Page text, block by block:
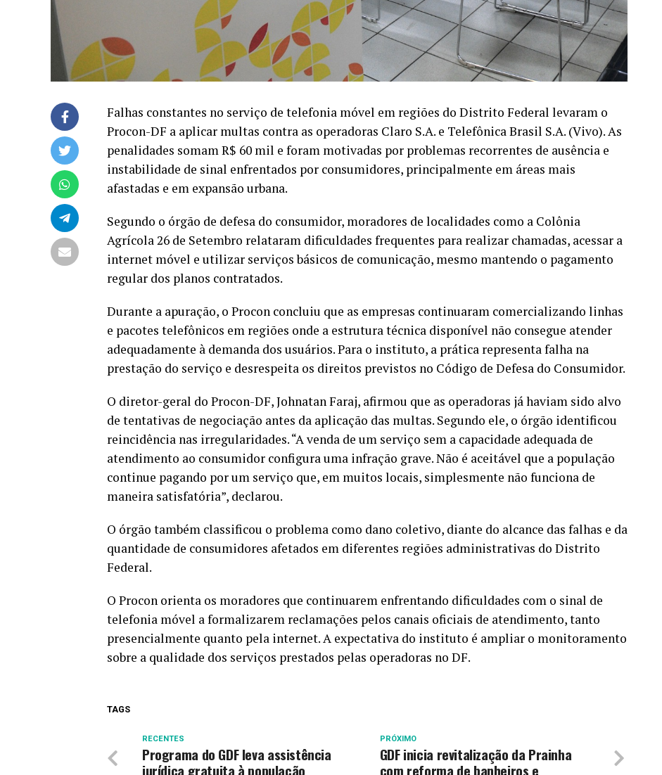
Falhas constantes no serviço de telefonia móvel em regiões do Distrito Federal levaram o
Procon-DF a aplicar multas contra as operadoras Claro S.A. e Telefônica Brasil S.A. (Vivo). As
penalidades somam R$ 60 mil e foram motivadas por problemas recorrentes de ausência e
instabilidade de sinal enfrentados por consumidores, principalmente em áreas mais
afastadas e em expansão urbana.
Segundo o órgão de defesa do consumidor, moradores de localidades como a Colônia
Agrícola 26 de Setembro relataram dificuldades frequentes para realizar chamadas, acessar a
internet móvel e utilizar serviços básicos de comunicação, mesmo mantendo o pagamento
regular dos planos contratados.
Durante a apuração, o Procon concluiu que as empresas continuaram comercializando linhas
e pacotes telefônicos em regiões onde a estrutura técnica disponível não consegue atender
adequadamente à demanda dos usuários. Para o instituto, a prática representa falha na
prestação do serviço e desrespeita os direitos previstos no Código de Defesa do Consumidor.
O diretor-geral do Procon-DF, Johnatan Faraj, afirmou que as operadoras já haviam sido alvo
de tentativas de negociação antes da aplicação das multas. Segundo ele, o órgão identificou
reincidência nas irregularidades. “A venda de um serviço sem a capacidade adequada de
atendimento ao consumidor configura uma infração grave. Não é aceitável que a população
continue pagando por um serviço que, em muitos locais, simplesmente não funciona de
maneira satisfatória”, declarou.
O órgão também classificou o problema como dano coletivo, diante do alcance das falhas e da
quantidade de consumidores afetados em diferentes regiões administrativas do Distrito
Federal.
O Procon orienta os moradores que continuarem enfrentando dificuldades com o sinal de
telefonia móvel a formalizarem reclamações pelos canais oficiais de atendimento, tanto
presencialmente quanto pela internet. A expectativa do instituto é ampliar o monitoramento
sobre a qualidade dos serviços prestados pelas operadoras no DF.
TAGS
PRÓXIMO
GDF inicia revitalização da Prainha
com reforma de banheiros e
RECENTES
Programa do GDF leva assistência
jurídica gratuita à população